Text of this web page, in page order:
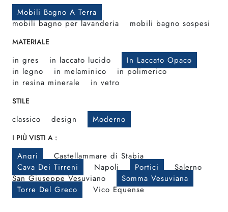
Mobili Bagno A Terra
mobili bagno per lavanderia
mobili bagno sospesi
MATERIALE
in gres in laccato lucido
In Laccato Opaco
in legno
in melaminico
in polimerico
in resina minerale
in vetro
STILE
classico design Moderno
I PIÙ VISTI A :
Angri
Castellammare di Stabia
Cava Dei Tirreni
Napoli Portici
Salerno
San Giuseppe Vesuviano
Somma Vesuviana
Torre Del Greco
Vico Equense